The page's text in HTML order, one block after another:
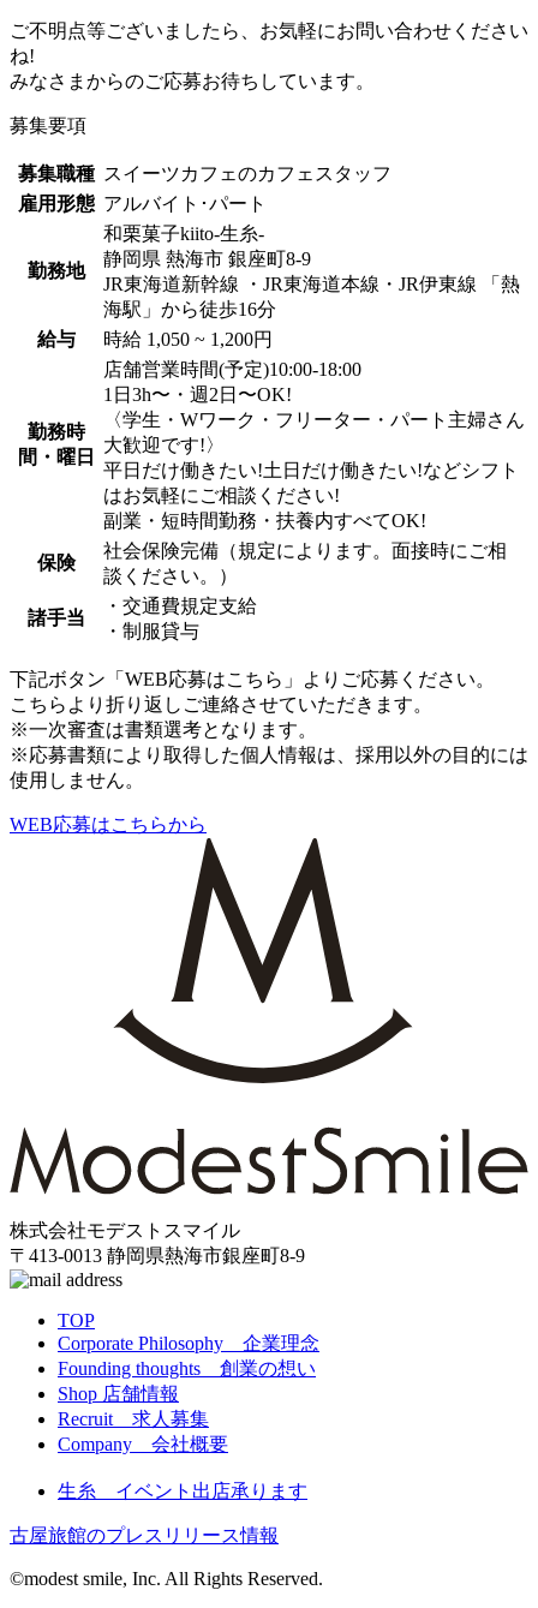
ご不明点等ございましたら、お気軽にお問い合わせください
ね!
みなさまからのご応募お待ちしています。
募集要項
募集職種 スイーツカフェのカフェスタッフ
雇用形態 アルバイト･パート
勤務地
和栗菓子kiito-生糸-
静岡県 熱海市 銀座町8-9
JR東海道新幹線 ・JR東海道本線・JR伊東線 「熱
海駅」から徒歩16分
給与
時給 1,050 ~ 1,200円
勤務時
間・曜日
店舗営業時間(予定)10:00-18:00
1日3h〜・週2日〜OK!
〈学生・Wワーク・フリーター・パート主婦さん
大歓迎です!〉
平日だけ働きたい!土日だけ働きたい!などシフト
はお気軽にご相談ください!
副業・短時間勤務・扶養内すべてOK!
保険
社会保険完備（規定によります。面接時にご相
談ください。）
諸手当
・交通費規定支給
・制服貸与
下記ボタン「WEB応募はこちら」より ご応募ください。
こちらより折り返しご連絡させていただきます。
※一次審査は書類選考となります。
※応募書類により取得した個人情報は、 採用以外の目的には
使用しません。
WEB応募はこちらから
株式会社モデストスマイル
〒413-0013 静岡県熱海市銀座町8-9
TOP
Corporate Philosophy 企業理念
Founding thoughts 創業の想い
Shop 店舗情報
Recruit 求人募集
Company 会社概要
生糸 イベント出店承ります
古屋旅館のプレスリリース情報
©️modest smile, Inc. All Rights Reserved.